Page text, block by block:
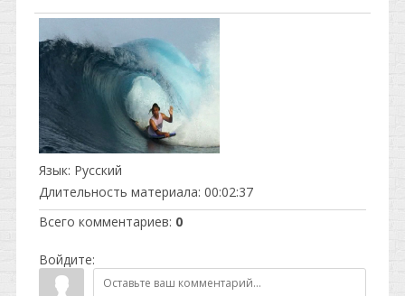
Язык: Русский
Длительность материала: 00:02:37
Всего комментариев: 0
Войдите: